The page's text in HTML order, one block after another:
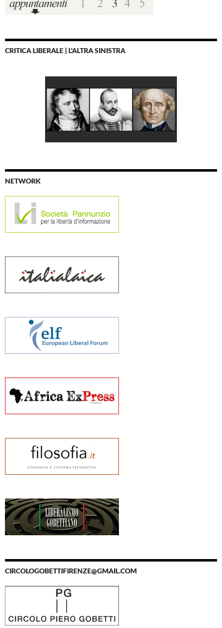
CRITICA LIBERALE | L'ALTRA SINISTRA
NETWORK
CIRCOLOGOBETTIFIRENZE@GMAIL.COM